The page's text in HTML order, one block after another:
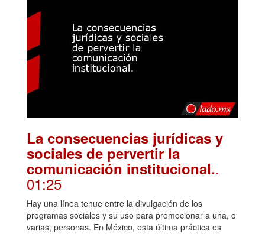
La consecuencias jurídicas y
sociales de pervertir la
comunicación institucional..
01:25
Hay una línea tenue entre la divulgación de los
programas sociales y su uso para promocionar a una, o
varias, personas. En México, esta última práctica es